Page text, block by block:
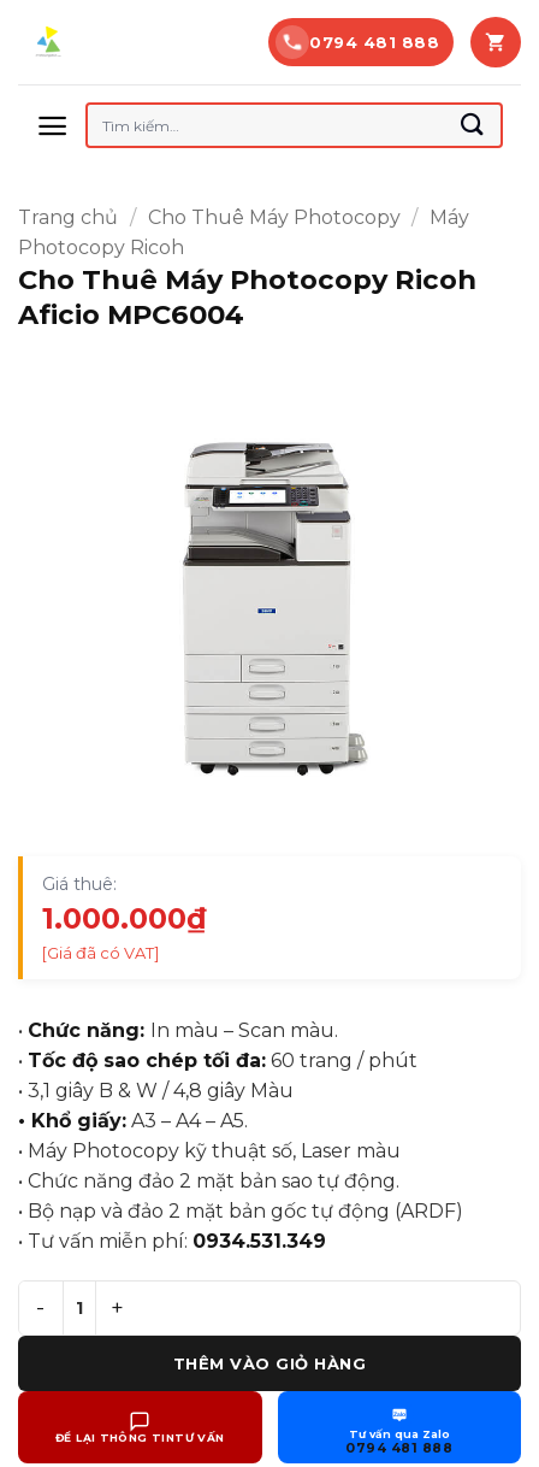
0794 481 888
Tìm
kiếm:
Trang chủ / Cho Thuê Máy Photocopy / Máy
Photocopy Ricoh
Cho Thuê Máy Photocopy Ricoh
Aficio MPC6004
Giá thuê:
1.000.000₫
[Giá đã có VAT]
• Chức năng: In màu – Scan màu.
• Tốc độ sao chép tối đa: 60 trang / phút
• 3,1 giây B & W / 4,8 giây Màu
• Khổ giấy: A3 – A4 – A5.
• Máy Photocopy kỹ thuật số, Laser màu
• Chức năng đảo 2 mặt bản sao tự động.
• Bộ nạp và đảo 2 mặt bản gốc tự động (ARDF)
• Tư vấn miễn phí: 0934.531.349
Cho Thuê Máy Photocopy Ricoh Aficio MPC6004 số
THÊM VÀO GIỎ HÀNG
ĐỂ LẠI THÔNG TINTƯ VẤN
Zalo
Tư vấn qua Zalo
0794 481 888